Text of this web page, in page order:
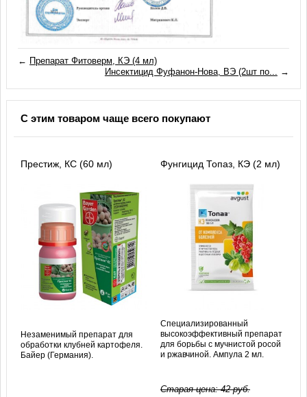
← Препарат Фитоверм, КЭ (4 мл)
Инсектицид Фуфанон-Нова, ВЭ (2шт по...
→
С этим товаром чаще всего покупают
Престиж, КС (60 мл)
Незаменимый препарат для
обработки клубней картофеля.
Байер (Германия).
Фунгицид Топаз, КЭ (2 мл)
Специализированный
высокоэффективный препарат
для борьбы с мучнистой росой
и ржавчиной. Ампула 2 мл.
Старая цена:42руб.